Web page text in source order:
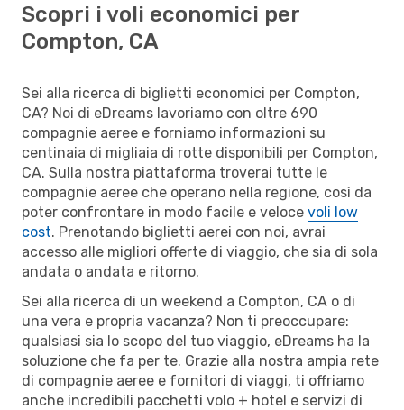
Scopri i voli economici per
Compton, CA
Sei alla ricerca di biglietti economici per Compton,
CA? Noi di eDreams lavoriamo con oltre 690
compagnie aeree e forniamo informazioni su
centinaia di migliaia di rotte disponibili per Compton,
CA. Sulla nostra piattaforma troverai tutte le
compagnie aeree che operano nella regione, così da
poter confrontare in modo facile e veloce voli low
cost. Prenotando biglietti aerei con noi, avrai
accesso alle migliori offerte di viaggio, che sia di sola
andata o andata e ritorno.
Sei alla ricerca di un weekend a Compton, CA o di
una vera e propria vacanza? Non ti preoccupare:
qualsiasi sia lo scopo del tuo viaggio, eDreams ha la
soluzione che fa per te. Grazie alla nostra ampia rete
di compagnie aeree e fornitori di viaggi, ti offriamo
anche incredibili pacchetti volo + hotel e servizi di